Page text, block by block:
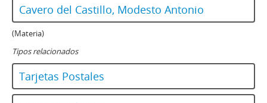
Cavero del Castillo, Modesto Antonio
(Materia)
Tipos relacionados
Tarjetas Postales